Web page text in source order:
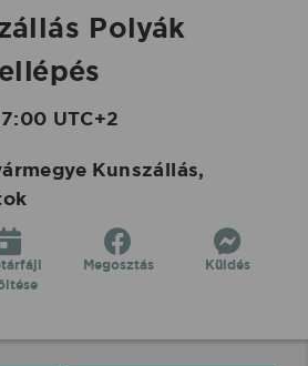
Polyák
UTC+2
Kunszállás,
Megosztás Küldés